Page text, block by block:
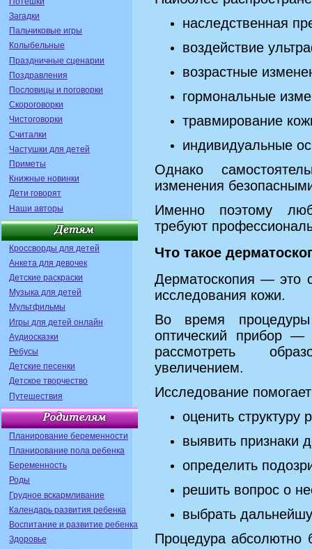
Загадки
Пальчиковые игры
Колыбельные
Праздничные сценарии
Поздравления
Пословицы и поговорки
Скороговорки
Чистоговорки
Считалки
Частушки для детей
Приметы
Книжные новинки
Дети говорят
Наши авторы
Кроссворды для детей
Анкета для девочек
Детские раскраски
Музыка для детей
Мультфильмы
Игры для детей онлайн
Аудиосказки
Ребусы
Детские песенки
Детское творчество
Путешествия
Планирование беременности
Планирование пола ребенка
Беременность
Роды
Грудное вскармливание
Календарь развития ребенка
Воспитание и развитие ребенка
Здоровье
наследственная
воздействие
возрастные
гормональные
травмирование
индивидуальные
Однако
изменения
Именно поэтому
требуют
Что такое
Дерматоскопия — это
исследования кожи.
Во время процедуры
оптический прибор —
рассмотреть
увеличением.
Исследование
оценить структуру
выявить признаки
определить
решить вопрос о
выбрать
Процедура абсолютно